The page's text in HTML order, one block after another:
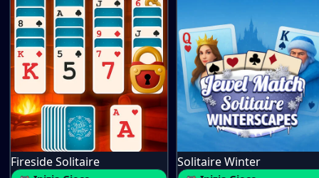
Fireside Solitaire Solitaire Winter